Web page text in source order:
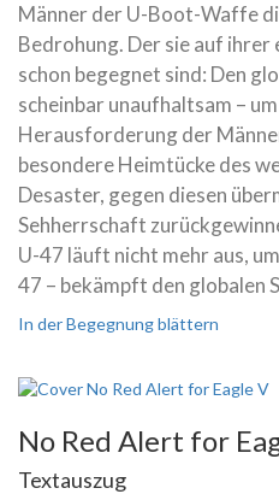
Männer der U-Boot-Waffe
Bedrohung. Der sie auf
schon begegnet sind: Den
scheinbar unaufhaltsam –
Herausforderung der
besondere Heimtücke des
Desaster, gegen diesen
Sehherrschaft
U-47 läuft nicht mehr aus,
47 – bekämpft den globalen
In der Begegnung blättern
No Red Alert for
Textauszug